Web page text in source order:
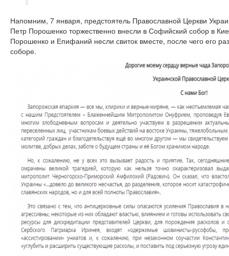
Напомним, 7 января, предстоятель Православной Церкви
Петр Порошенко торжественно внесли в Софийский собор в
Порошенко и Епифаний несли свиток вместе, после чего его
соборе.